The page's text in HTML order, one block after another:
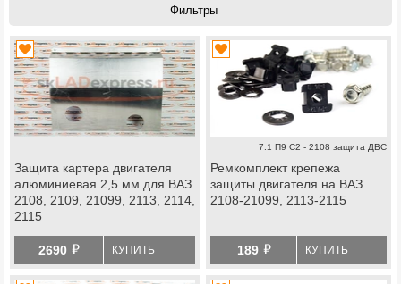
Защита картера двигателя
алюминиевая 2,5 мм для ВАЗ
2108, 2109, 21099, 2113, 2114,
2115
2690 й КУПИТЬ
7.1 П9 С2 - 2108 защита ДВС
Ремкомплект крепежа
защиты двигателя на ВАЗ
2108-21099, 2113-2115
189 й КУПИТЬ